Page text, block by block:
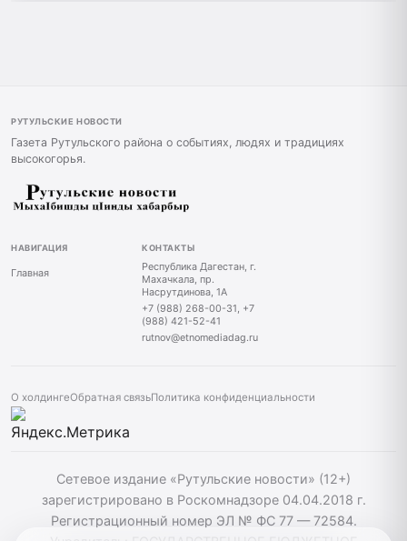
РУТУЛЬСКИЕ НОВОСТИ
Газета Рутульского района о событиях, людях и традициях
высокогорья.
НАВИГАЦИЯ
Главная
КОНТАКТЫ
Республика Дагестан, г.
Махачкала, пр.
Насрутдинова, 1А
+7 (988) 268-00-31, +7
(988) 421-52-41
rutnov@etnomediadag.ru
О холдингеОбратная связьПолитика конфиденциальности
Сетевое издание «Рутульские новости» (12+)
зарегистрировано в Роскомнадзоре 04.04.2018 г.
Регистрационный номер ЭЛ № ФС 77 — 72584.